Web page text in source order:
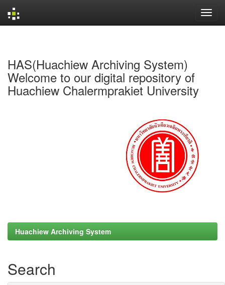
HAS(Huachiew Archiving System)
Welcome to our digital repository of
Huachiew Chalermprakiet University
Huachiew Archiving System
Search